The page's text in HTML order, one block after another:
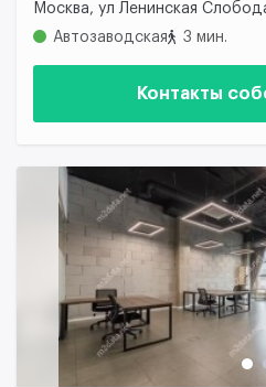
Москва, ул Ленинская
Автозаводская
3 мин.
Контакты